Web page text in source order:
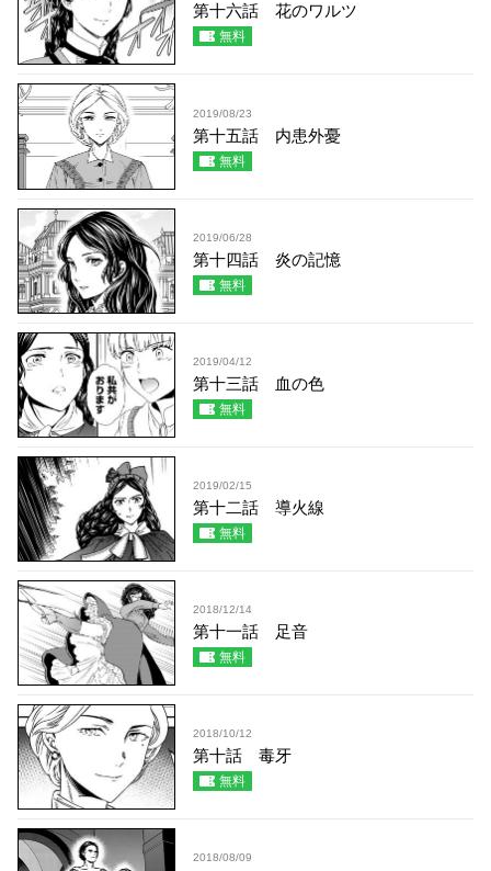
第十六話 花のワルツ
無料
2019/08/23
第十五話 内患外憂
無料
2019/06/28
第十四話 炎の記憶
無料
2019/04/12
第十三話 血の色
無料
2019/02/15
第十二話 導火線
無料
2018/12/14
第十一話 足音
無料
2018/10/12
第十話 毒牙
無料
2018/08/09